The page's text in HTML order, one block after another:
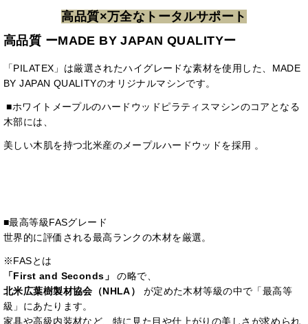
高品質×万全なトータルサポート
高品質 ーMADE BY JAPAN QUALITYー
「PILATEX」は厳選されたハイグレードな素材を使用した、MADE
BY JAPAN QUALITYのオリジナルマシンです。
■ホワイトメープルのハードウッドピラティスマシンのコアとなる
木部には、
美しい木肌を持つ北米産のメープルハードウッドを採用 。
■最高等級FASグレード
世界的に評価される最高ランクの木材を厳選。
※FASとは
「First and Seconds」
の略で、
北米広葉樹製材協会（NHLA）
が定めた木材等級の中で「最高等
級」にあたります。
家具や高級内装材など、特に見た目や仕上がりの美しさが求められ